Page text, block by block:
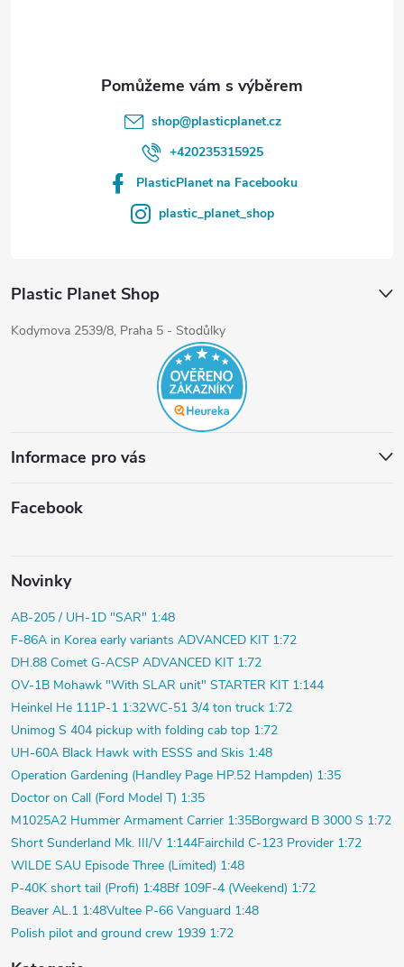
shop@plasticplanet.cz
+420235315925
PlasticPlanet na Facebooku
plastic_planet_shop
Plastic Planet Shop
Kodymova 2539/8, Praha 5 - Stodůlky
Informace pro vás
Facebook
Novinky
AB-205 / UH-1D "SAR" 1:48
F-86A in Korea early variants ADVANCED KIT 1:72
DH.88 Comet G-ACSP ADVANCED KIT 1:72
OV-1B Mohawk "With SLAR unit" STARTER KIT 1:144
Heinkel He 111P-1 1:32WC-51 3/4 ton truck 1:72
Unimog S 404 pickup with folding cab top 1:72
UH-60A Black Hawk with ESSS and Skis 1:48
Operation Gardening (Handley Page HP.52 Hampden) 1:35
Doctor on Call (Ford Model T) 1:35
M1025A2 Hummer Armament Carrier 1:35Borgward B 3000 S 1:72
Short Sunderland Mk. III/V 1:144Fairchild C-123 Provider 1:72
WILDE SAU Episode Three (Limited) 1:48
P-40K short tail (Profi) 1:48Bf 109F-4 (Weekend) 1:72
Beaver AL.1 1:48Vultee P-66 Vanguard 1:48
Polish pilot and ground crew 1939 1:72